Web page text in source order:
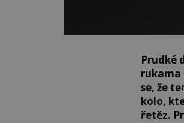
Prudké
rukama
se, že
kolo,
řetěz.